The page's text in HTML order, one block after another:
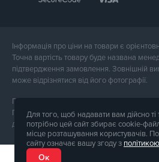
Інформація про ціни на товари є
Точна вартість товару буде названа
підтвердження замовлення. Зовнішній
може відрізнятися від його фотографії.
Послуги надає ФОП Тюпа Петро
Політика конфіденційності доступна за
доступна запосиланням.
Для того, щоб надавати вам дійсно ті
потрібно цей сайт збирає cookie-
місце розташування користувачів.
сайту означає вашу згоду з
Ок